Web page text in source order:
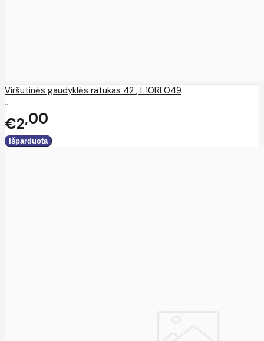
Viršutinės gaudyklės ratukas 42 , L10RL049
..
€2 00